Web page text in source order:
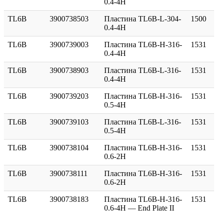
TL6B 3900738503
Пластина TL6B-L-304-
0.4-4H
1500
TL6B 3900739003
Пластина TL6B-H-316-
0.4-4H
1531
TL6B 3900738903
Пластина TL6B-L-316-
0.4-4H
1531
TL6B 3900739203
Пластина TL6B-H-316-
0.5-4H
1531
TL6B 3900739103
Пластина TL6B-L-316-
0.5-4H
1531
TL6B 3900738104
Пластина TL6B-H-316-
0.6-2H
1531
TL6B 3900738111
Пластина TL6B-H-316-
0.6-2H
1531
TL6B 3900738183
Пластина TL6B-H-316-
0.6-4H — End Plate II
1531